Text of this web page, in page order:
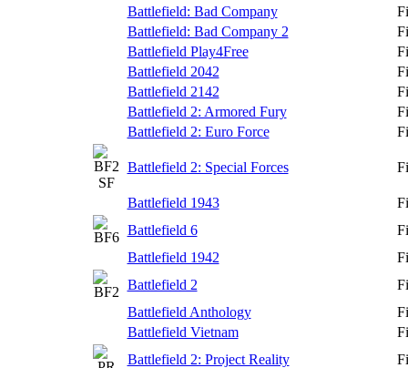
Battlefield: Bad Company
Battlefield: Bad Company 2
Battlefield Play4Free
Battlefield 2042
Battlefield 2142
Battlefield 2: Armored Fury
Battlefield 2: Euro Force
Battlefield 2: Special Forces
Battlefield 1943
Battlefield 6
Battlefield 1942
Battlefield 2
Battlefield Anthology
Battlefield Vietnam
Battlefield 2: Project Reality